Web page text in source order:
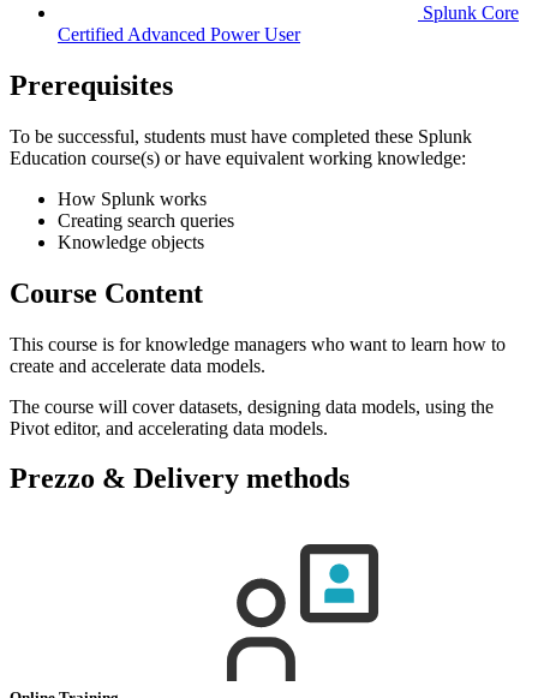
Splunk Core
Certified Advanced Power User
Prerequisites
To be successful, students must have completed these Splunk
Education course(s) or have equivalent working knowledge:
How Splunk works
Creating search queries
Knowledge objects
Course Content
This course is for knowledge managers who want to learn how to
create and accelerate data models.
The course will cover datasets, designing data models, using the
Pivot editor, and accelerating data models.
Prezzo & Delivery methods